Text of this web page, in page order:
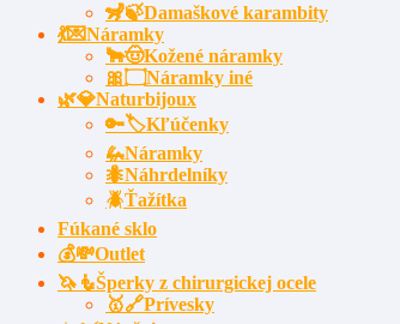
🦨🍃Damaškové karambity
💃💌Náramky
🐂🤠Kožené náramky
🎀۝Náramky iné
🌿💎Naturbijoux
🔑🏷️Kľúčenky
🦗Náramky
🐜Náhrdelníky
🪲Ťažítka
Fúkané sklo
💰💸Outlet
🦄🧜Šperky z chirurgickej ocele
🥇🔗Prívesky